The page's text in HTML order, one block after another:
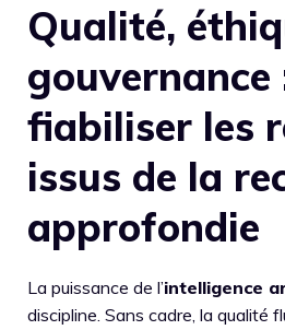
Qualité,
gouvernance
fiabiliser les
issus de la
approfondie
La puissance de l’intelligence
discipline. Sans cadre, la qualité